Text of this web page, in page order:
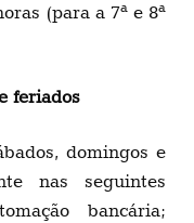
(para a 7ª e 8ª
feriados
domingos e
nas seguintes
bancária;